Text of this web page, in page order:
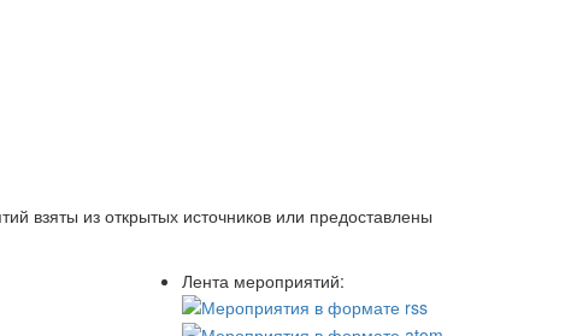
взяты из открытых источников или предоставлены
Лента мероприятий: